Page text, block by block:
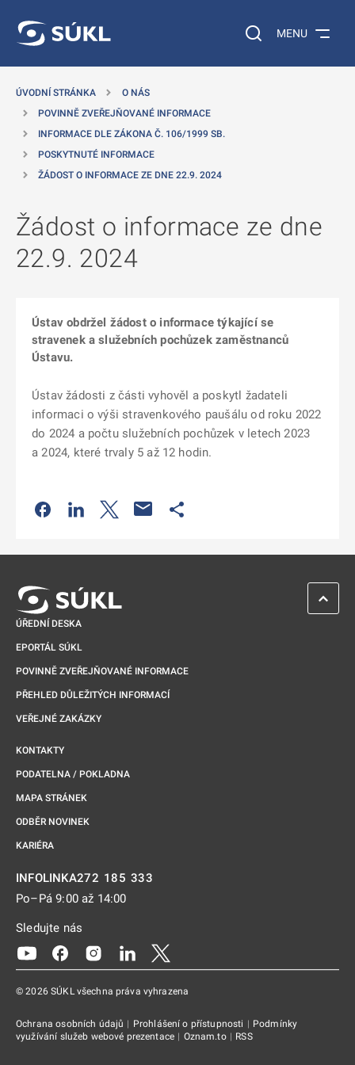
Vyhledávání na
MENU
ÚVODNÍ STRÁNKA
O NÁS
POVINNĚ ZVEŘEJŇOVANÉ INFORMACE
INFORMACE DLE ZÁKONA Č. 106/1999 SB.
POSKYTNUTÉ INFORMACE
ŽÁDOST O INFORMACE ZE DNE 22.9. 2024
Žádost o informace ze dne
22.9. 2024
Ústav obdržel žádost o informace týkající se
stravenek a služebních pochůzek zaměstnanců
Ústavu.
Ústav žádosti z části vyhověl a poskytl žadateli
informaci o výši stravenkového paušálu od roku 2022
do 2024 a počtu služebních pochůzek v letech 2023
a 2024, které trvaly 5 až 12 hodin.
Odkaz se otevře na nové kartě
Odkaz se otevře na nové kartě
Odkaz se otevře na nové kartě
ÚŘEDNÍ DESKA
EPORTÁL SÚKL
POVINNĚ ZVEŘEJŇOVANÉ INFORMACE
PŘEHLED DŮLEŽITÝCH INFORMACÍ
VEŘEJNÉ ZAKÁZKY
KONTAKTY
PODATELNA / POKLADNA
MAPA STRÁNEK
ODBĚR NOVINEK
KARIÉRA
INFOLINKA272 185 333
Po–Pá 9:00 až 14:00
Sledujte nás
Odkaz se otevře na nové kartě
Odkaz se otevře na nové kartě
Odkaz se otevře na nové kartě
Odkaz se otevře na nové kartě
© 2026 SÚKL všechna práva vyhrazena
Ochrana osobních údajů | Prohlášení o přístupnosti | Podmínky
využívání služeb webové prezentace | Oznam.to | RSS
ZPĚT